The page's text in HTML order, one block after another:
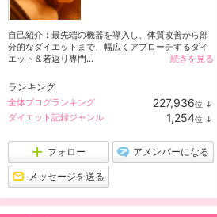
自己紹介：最先端の機器を導入し、体質改善から部
分的なダイエットまで、幅広くアプローチするダイ
エット＆若返り専門...
続きを見る
ランキング
全体ブログランキング 227,936位 ↓
ン
ダイエット記録ジャンル 1,254位 ↓
フォロー アメンバーになる
メッセージを送る